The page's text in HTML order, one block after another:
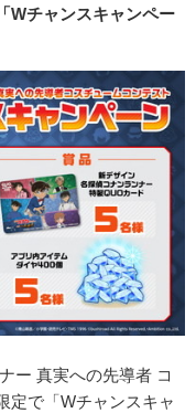
Wチャンスキャンペー
ー 真実への先導者 コ
定で「Wチャンスキャ